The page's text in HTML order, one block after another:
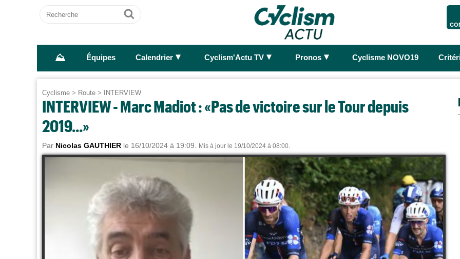
Recherche
Ok
⛰ Équipes Calendrier ► Cyclism'Actu TV ► Pronos ► Cyclisme NOVO19
Cyclisme > Route > INTERVIEW
INTERVIEW - Marc Madiot : «Pas de victoire sur le Tour depuis
2019...»
Par Nicolas GAUTHIER le 16/10/2024 à 19:09. Mis à jour le 19/10/2024 à 08:00.